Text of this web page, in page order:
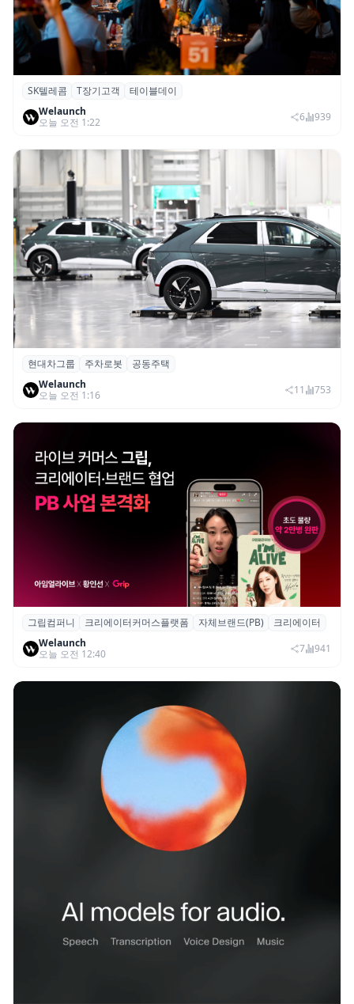
SK텔레콤, ‘T 장기고객 프로그램 테이블 데
이’ 서울 행사 성료
SK텔레콤 T장기고객
테이블데이
Welaunch
오늘 오전 1:22
6 939
현대차그룹, 아파트 단지 내 공동주택 주차
로봇 실증 추진
현대차그룹 주차로봇
공동주택
Welaunch
오늘 오전 1:16
11 753
그립, 크리에이터·브랜드 협업 브랜드(PB)
진행...첫 콜라보 2시간 만에 완판
그립컴퍼니 크리에이터커머스플랫폼 자체브랜드(PB)
크리에이터
Welaunch
오늘 오전 12:40
7 941